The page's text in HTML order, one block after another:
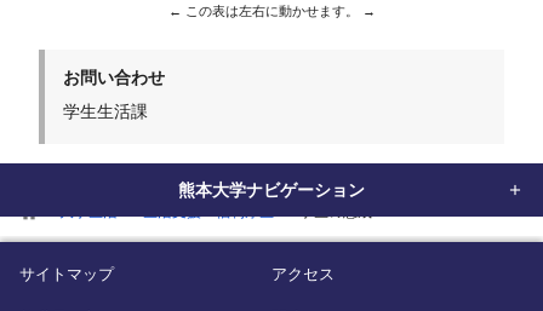
home
お問い合わせ
学生生活課
熊本大学ナビゲーション
サイトマップ アクセス